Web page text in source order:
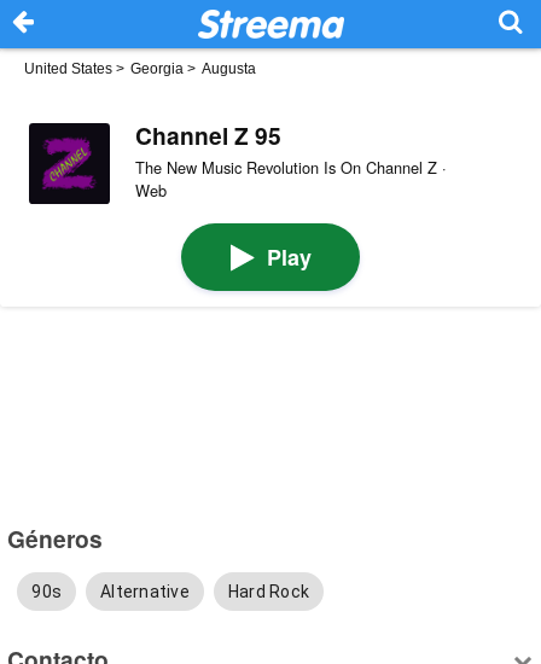
United States > Georgia > Augusta
Channel Z 95
The New Music Revolution Is On Channel Z ·
Web
Play
Géneros
90s Alternative Hard Rock